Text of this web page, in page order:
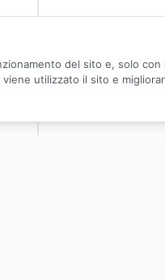
del sito e, solo
utilizzato il sito e